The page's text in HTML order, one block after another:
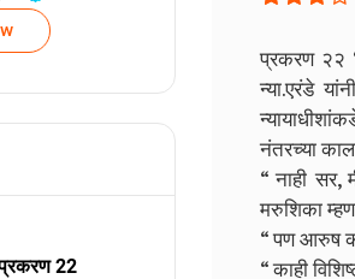
22
प्रकरण २२
न्या.एरंडे
नंतरच्या
“ नाही सर,
मरुशिका
“ पण आरुष
“ काही